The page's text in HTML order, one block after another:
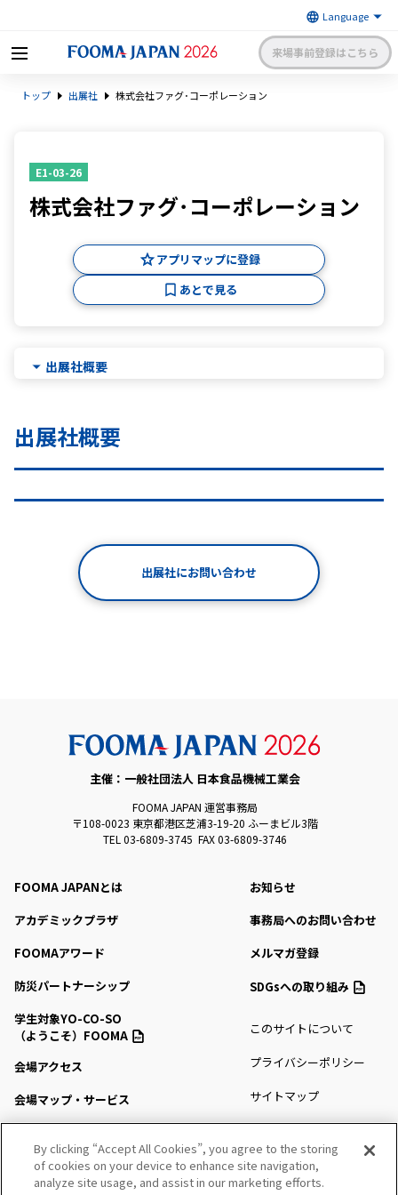
来場事前登録はこちら
級の食品製造総合展〜 | 一般社
日本食品機械工業会
日本語 English 簡体中文
トップ 出展社 株式会社ファグ･コーポレーション
E1-03-26
株式会社ファグ･コーポレーション
アプリマップに登録
あとで見る
出展社概要
出展社概要
出展社にお問い合わせ
主催：一般社団法人 日本食品機械工業会
FOOMA JAPAN 運営事務局
〒108-0023 東京都港区芝浦3-19-20 ふーまビル3階
TEL 03-6809-3745 FAX 03-6809-3746
FOOMA JAPANとは
アカデミックプラザ
FOOMAアワード
防災パートナーシップ
学生対象YO-CO-SO
（ようこそ）FOOMA
会場アクセス
会場マップ・サービス
セミナー・シンポジウム
お知らせ
事務局へのお問い合わせ
メルマガ登録
SDGsへの取り組み
このサイトについて
プライバシーポリシー
サイトマップ
By clicking “Accept All Cookies”, you agree to the storing
of cookies on your device to enhance site navigation,
analyze site usage, and assist in our marketing efforts.